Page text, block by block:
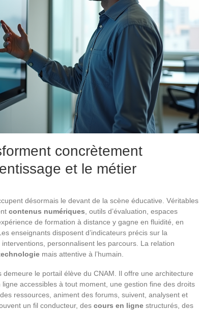
concrètement
et le métier
désormais le devant de la scène éducative. Véritables
contenus numériques , outils d’évaluation, espaces
de formation à distance y gagne en fluidité, en
enseignants disposent d’indicateurs précis sur la
personnalisent les parcours. La relation
mais attentive à l’humain.
demeure le portail élève du CNAM. Il offre une architecture
accessibles à tout moment, une gestion fine des droits
ressources, animent des forums, suivent, analysent et
un fil conducteur, des cours en ligne structurés, des